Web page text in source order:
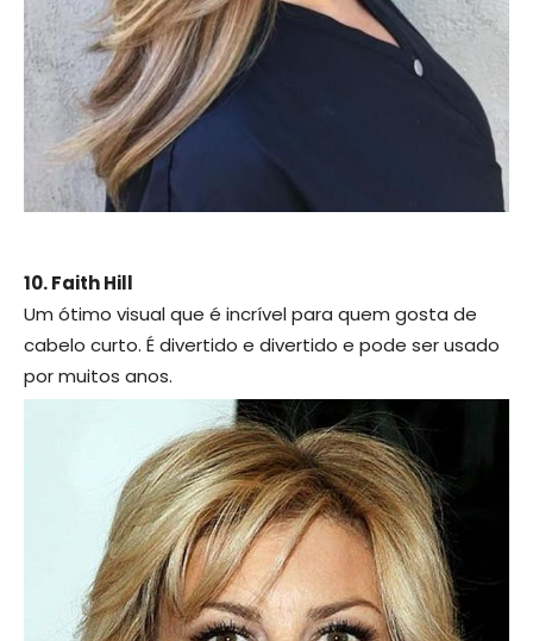
10. Faith Hill
Um ótimo visual que é incrível para quem gosta de
cabelo curto. É divertido e divertido e pode ser usado
por muitos anos.